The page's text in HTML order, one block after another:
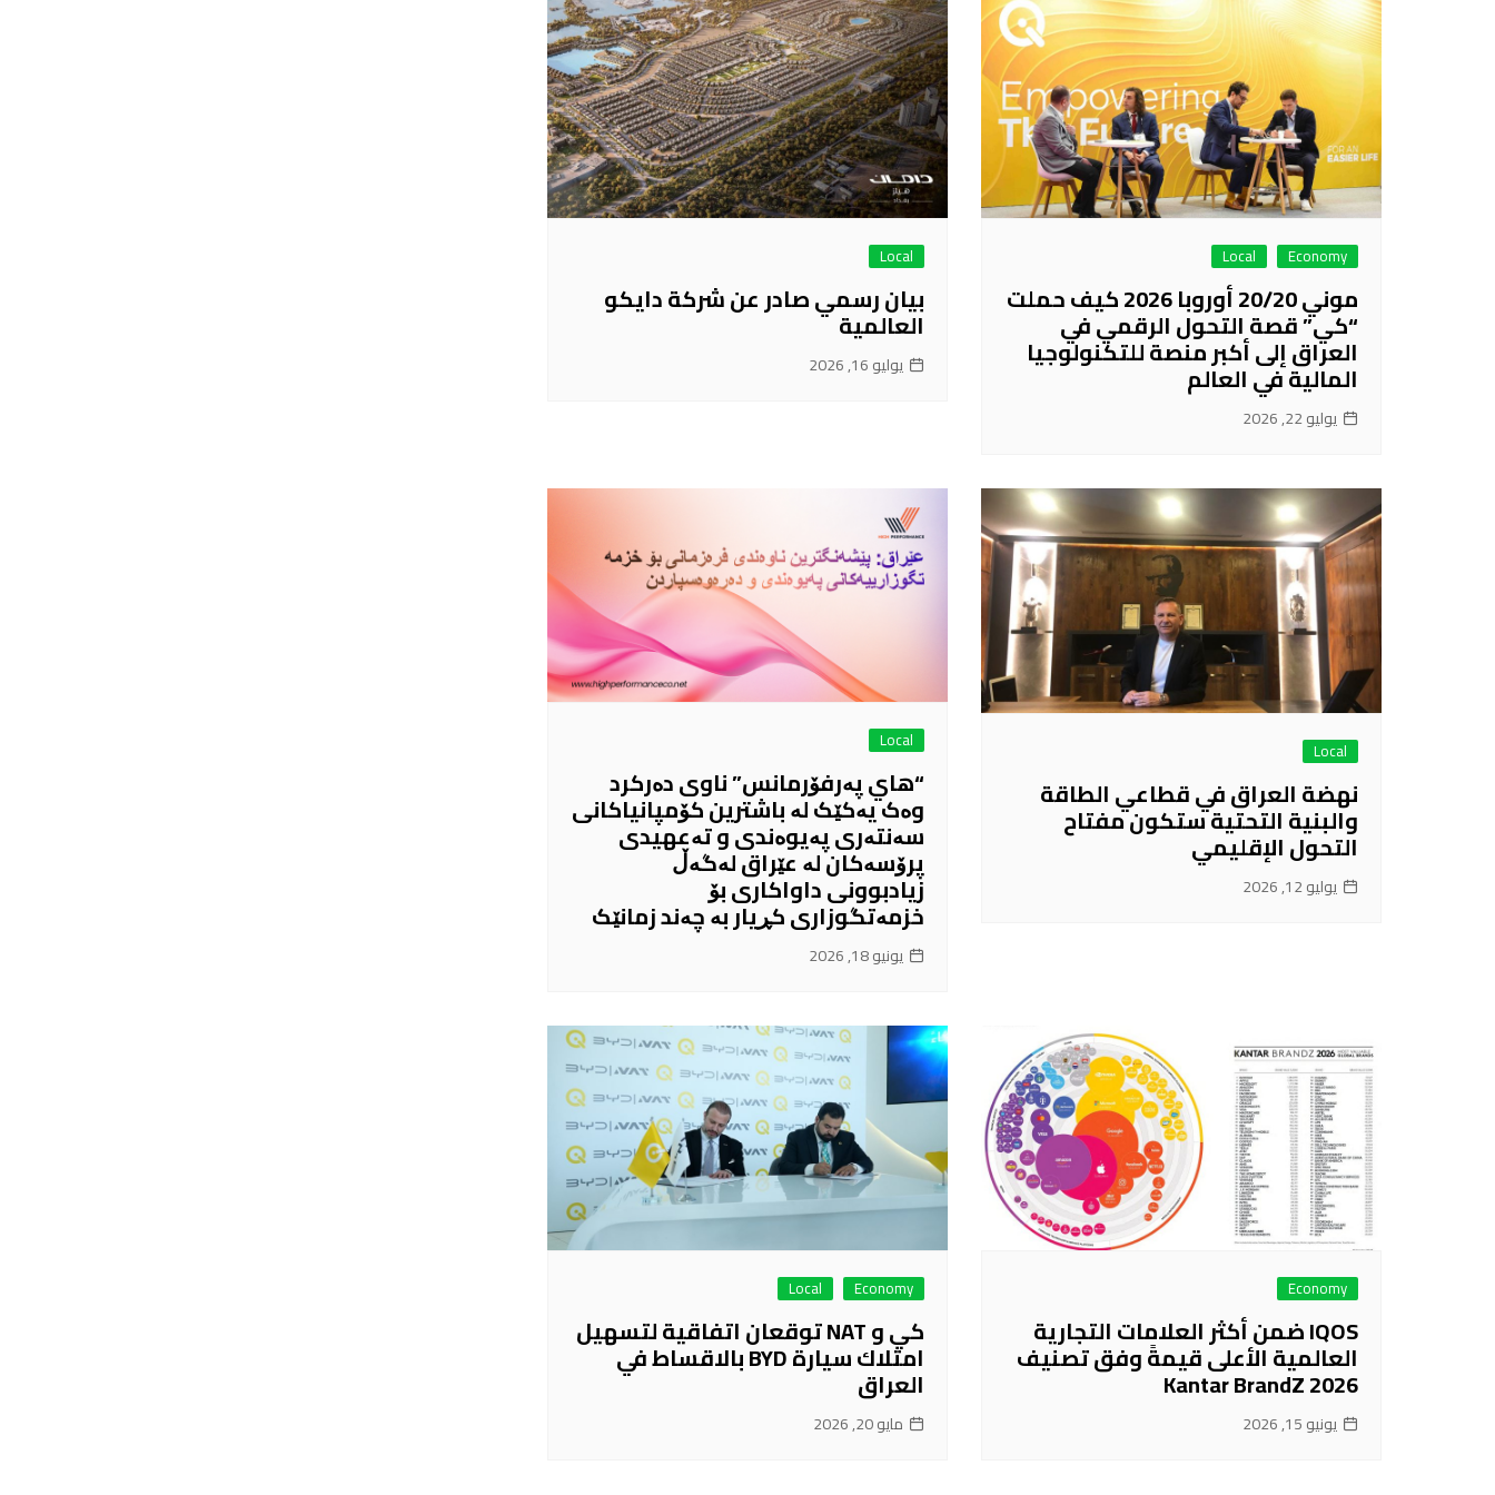
Economy
Local
موني 20/20 أوروبا 2026 كيف حملت
“كي” قصة التحول الرقمي في
العراق إلى أكبر منصة للتكنولوجيا
المالية في العالم
يوليو 22, 2026
Local
بيان رسمي صادر عن شركة دايكو
العالمية
يوليو 16, 2026
Local
نهضة العراق في قطاعي الطاقة
والبنية التحتية ستكون مفتاح
التحول الإقليمي
يوليو 12, 2026
Local
“هاي پەرفۆرمانس” ناوی دەرکرد
وەک یەکێک لە باشترین کۆمپانیاکانی
سەنتەری پەیوەندی و تەعهیدی
پرۆسەکان لە عێراق لەگەڵ
زیادبوونی داواکاری بۆ
خزمەتگوزاری کڕیار بە چەند زمانێک
يونيو 18, 2026
Economy
IQOS ضمن أكثر العلامات التجارية
العالمية الأعلى قيمةً وفق تصنيف
Kantar BrandZ 2026
يونيو 15, 2026
Economy
Local
كي و NAT توقعان اتفاقية لتسهيل
امتلاك سيارة BYD بالاقساط في
العراق
مايو 20, 2026